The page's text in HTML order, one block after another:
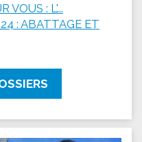
VOUS : L'...
: ABATTAGE ET